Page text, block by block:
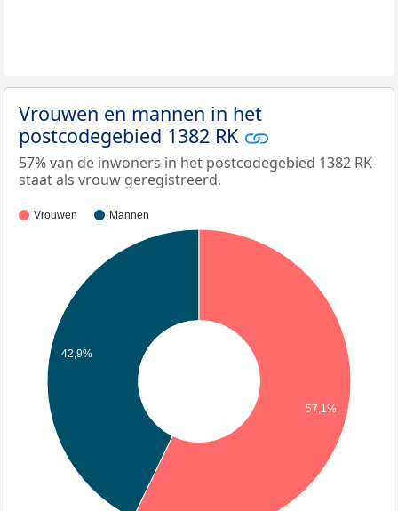
Vrouwen en mannen in het
postcodegebied 1382 RK
57% van de inwoners in het postcodegebied 1382 RK
staat als vrouw geregistreerd.
Vrouwen Mannen
42,9%
57,1%